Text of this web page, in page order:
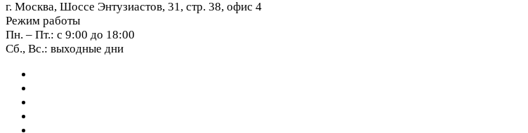
г. Москва, Шоссе Энтузиастов, 31, стр. 38, офис 4
Режим работы
Пн. – Пт.: с 9:00 до 18:00
Сб., Вс.: выходные дни